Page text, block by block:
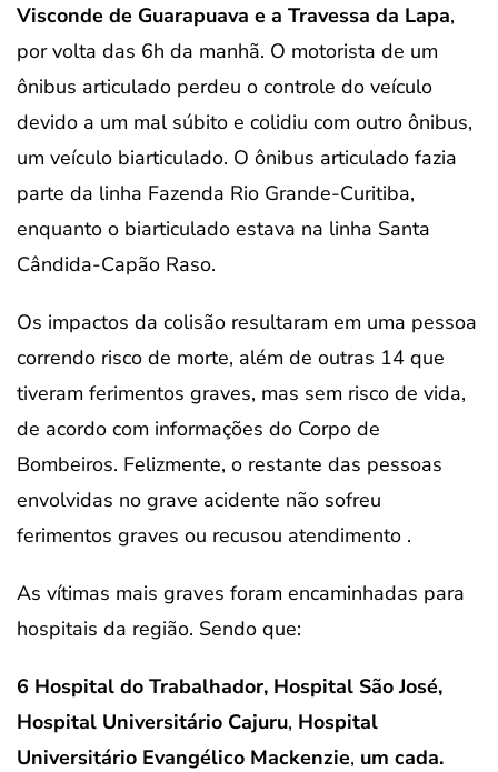
Visconde de Guarapuava e a Travessa da Lapa,
por volta das 6h da manhã. O motorista de um
ônibus articulado perdeu o controle do veículo
devido a um mal súbito e colidiu com outro ônibus,
um veículo biarticulado. O ônibus articulado fazia
parte da linha Fazenda Rio Grande-Curitiba,
enquanto o biarticulado estava na linha Santa
Cândida-Capão Raso.
Os impactos da colisão resultaram em uma pessoa
correndo risco de morte, além de outras 14 que
tiveram ferimentos graves, mas sem risco de vida,
de acordo com informações do Corpo de
Bombeiros. Felizmente, o restante das pessoas
envolvidas no grave acidente não sofreu
ferimentos graves ou recusou atendimento .
As vítimas mais graves foram encaminhadas para
hospitais da região. Sendo que:
6 Hospital do Trabalhador, Hospital São José,
Hospital Universitário Cajuru, Hospital
Universitário Evangélico Mackenzie, um cada.